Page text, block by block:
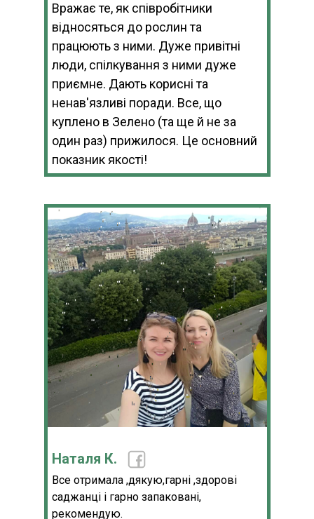
Вражає те, як співробітники
відносяться до рослин та
працюють з ними. Дуже привітні
люди, спілкування з ними дуже
приємне. Дають корисні та
ненав'язливі поради. Все, що
куплено в Зелено (та ще й не за
один раз) прижилося. Це основний
показник якості!
Наталя К.
Все отримала ,дякую,гарні ,здорові
саджанці і гарно запаковані,
рекомендую.